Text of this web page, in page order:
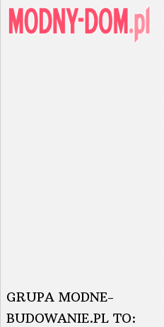
GRUPA MODNE-
BUDOWANIE.PL TO: